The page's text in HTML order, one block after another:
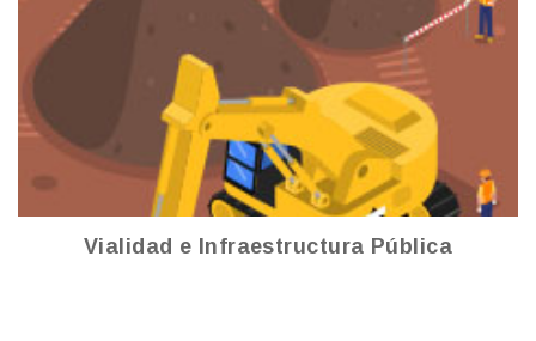
Vialidad e Infraestructura Pública
Ver más
Vialidad e Infraestructura Pública